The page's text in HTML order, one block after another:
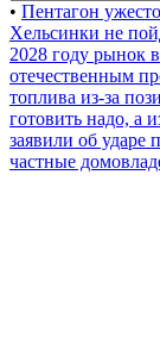
• Пентагон
Хельсинки не
2028 году рынок
отечественным
топлива из-за
готовить надо, а
заявили об ударе
частные